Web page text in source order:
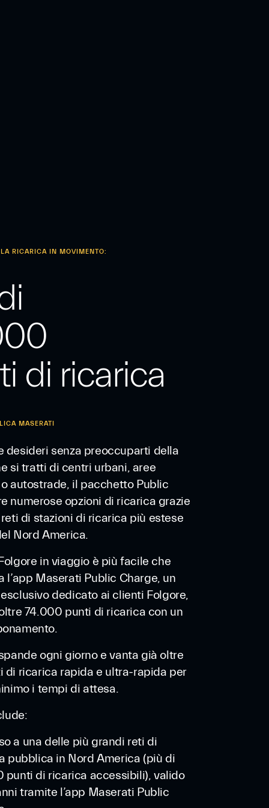
RICARICA IN MOVIMENTO:
di ricarica
MASERATI
desideri senza preoccuparti della
si tratti di centri urbani, aree
autostrade, il pacchetto Public
numerose opzioni di ricarica grazie
di stazioni di ricarica più estese
Nord America.
in viaggio è più facile che
l’app Maserati Public Charge, un
dedicato ai clienti Folgore,
74.000 punti di ricarica con un
ogni giorno e vanta già oltre
di ricarica rapida e ultra-rapida per
i tempi di attesa.
a una delle più grandi reti di
pubblica in Nord America (più di
punti di ricarica accessibili), valido
tramite l’app Maserati Public